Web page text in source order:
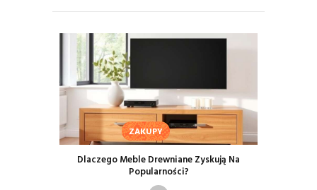
ZAKUPY
Dlaczego Meble Drewniane Zyskują Na
Popularności?